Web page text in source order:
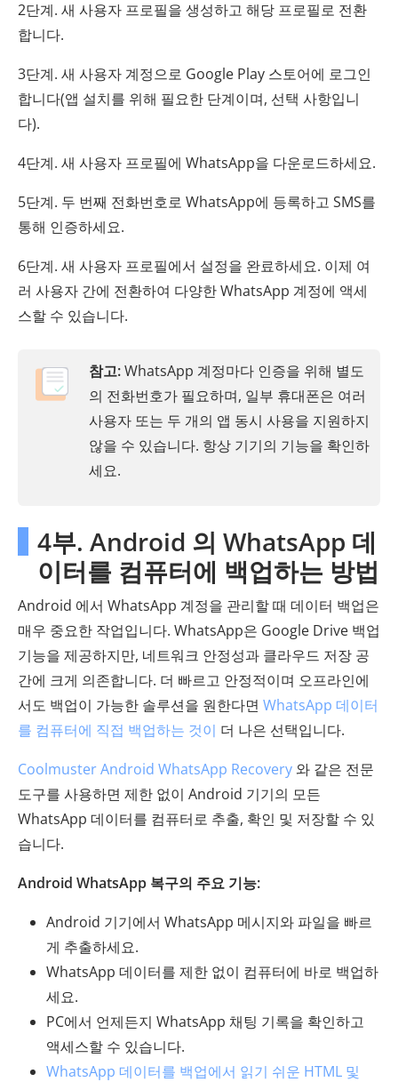
2단계. 새 사용자 프로필을 생성하고 해당 프로필로 전환
합니다.
3단계. 새 사용자 계정으로 Google Play 스토어에 로그인
합니다(앱 설치를 위해 필요한 단계이며, 선택 사항입니
다).
4단계. 새 사용자 프로필에 WhatsApp을 다운로드하세요.
5단계. 두 번째 전화번호로 WhatsApp에 등록하고 SMS를
통해 인증하세요.
6단계. 새 사용자 프로필에서 설정을 완료하세요. 이제 여
러 사용자 간에 전환하여 다양한 WhatsApp 계정에 액세
스할 수 있습니다.
참고:WhatsApp 계정마다 인증을 위해 별도
의 전화번호가 필요하며, 일부 휴대폰은 여러
사용자 또는 두 개의 앱 동시 사용을 지원하지
않을 수 있습니다. 항상 기기의 기능을 확인하
세요.
4부. Android 의 WhatsApp 데
이터를 컴퓨터에 백업하는 방법
Android 에서 WhatsApp 계정을 관리할 때 데이터 백업은
매우 중요한 작업입니다. WhatsApp은 Google Drive 백업
기능을 제공하지만, 네트워크 안정성과 클라우드 저장 공
간에 크게 의존합니다. 더 빠르고 안정적이며 오프라인에
서도 백업이 가능한 솔루션을 원한다면 WhatsApp 데이터
를 컴퓨터에 직접 백업하는 것이 더 나은 선택입니다.
Coolmuster Android WhatsApp Recovery 와 같은 전문
도구를 사용하면 제한 없이 Android 기기의 모든
WhatsApp 데이터를 컴퓨터로 추출, 확인 및 저장할 수 있
습니다.
Android WhatsApp 복구의 주요 기능:
Android 기기에서 WhatsApp 메시지와 파일을 빠르
게 추출하세요.
WhatsApp 데이터를 제한 없이 컴퓨터에 바로 백업하
세요.
PC에서 언제든지 WhatsApp 채팅 기록을 확인하고
액세스할 수 있습니다.
WhatsApp 데이터를 백업에서 읽기 쉬운 HTML 및